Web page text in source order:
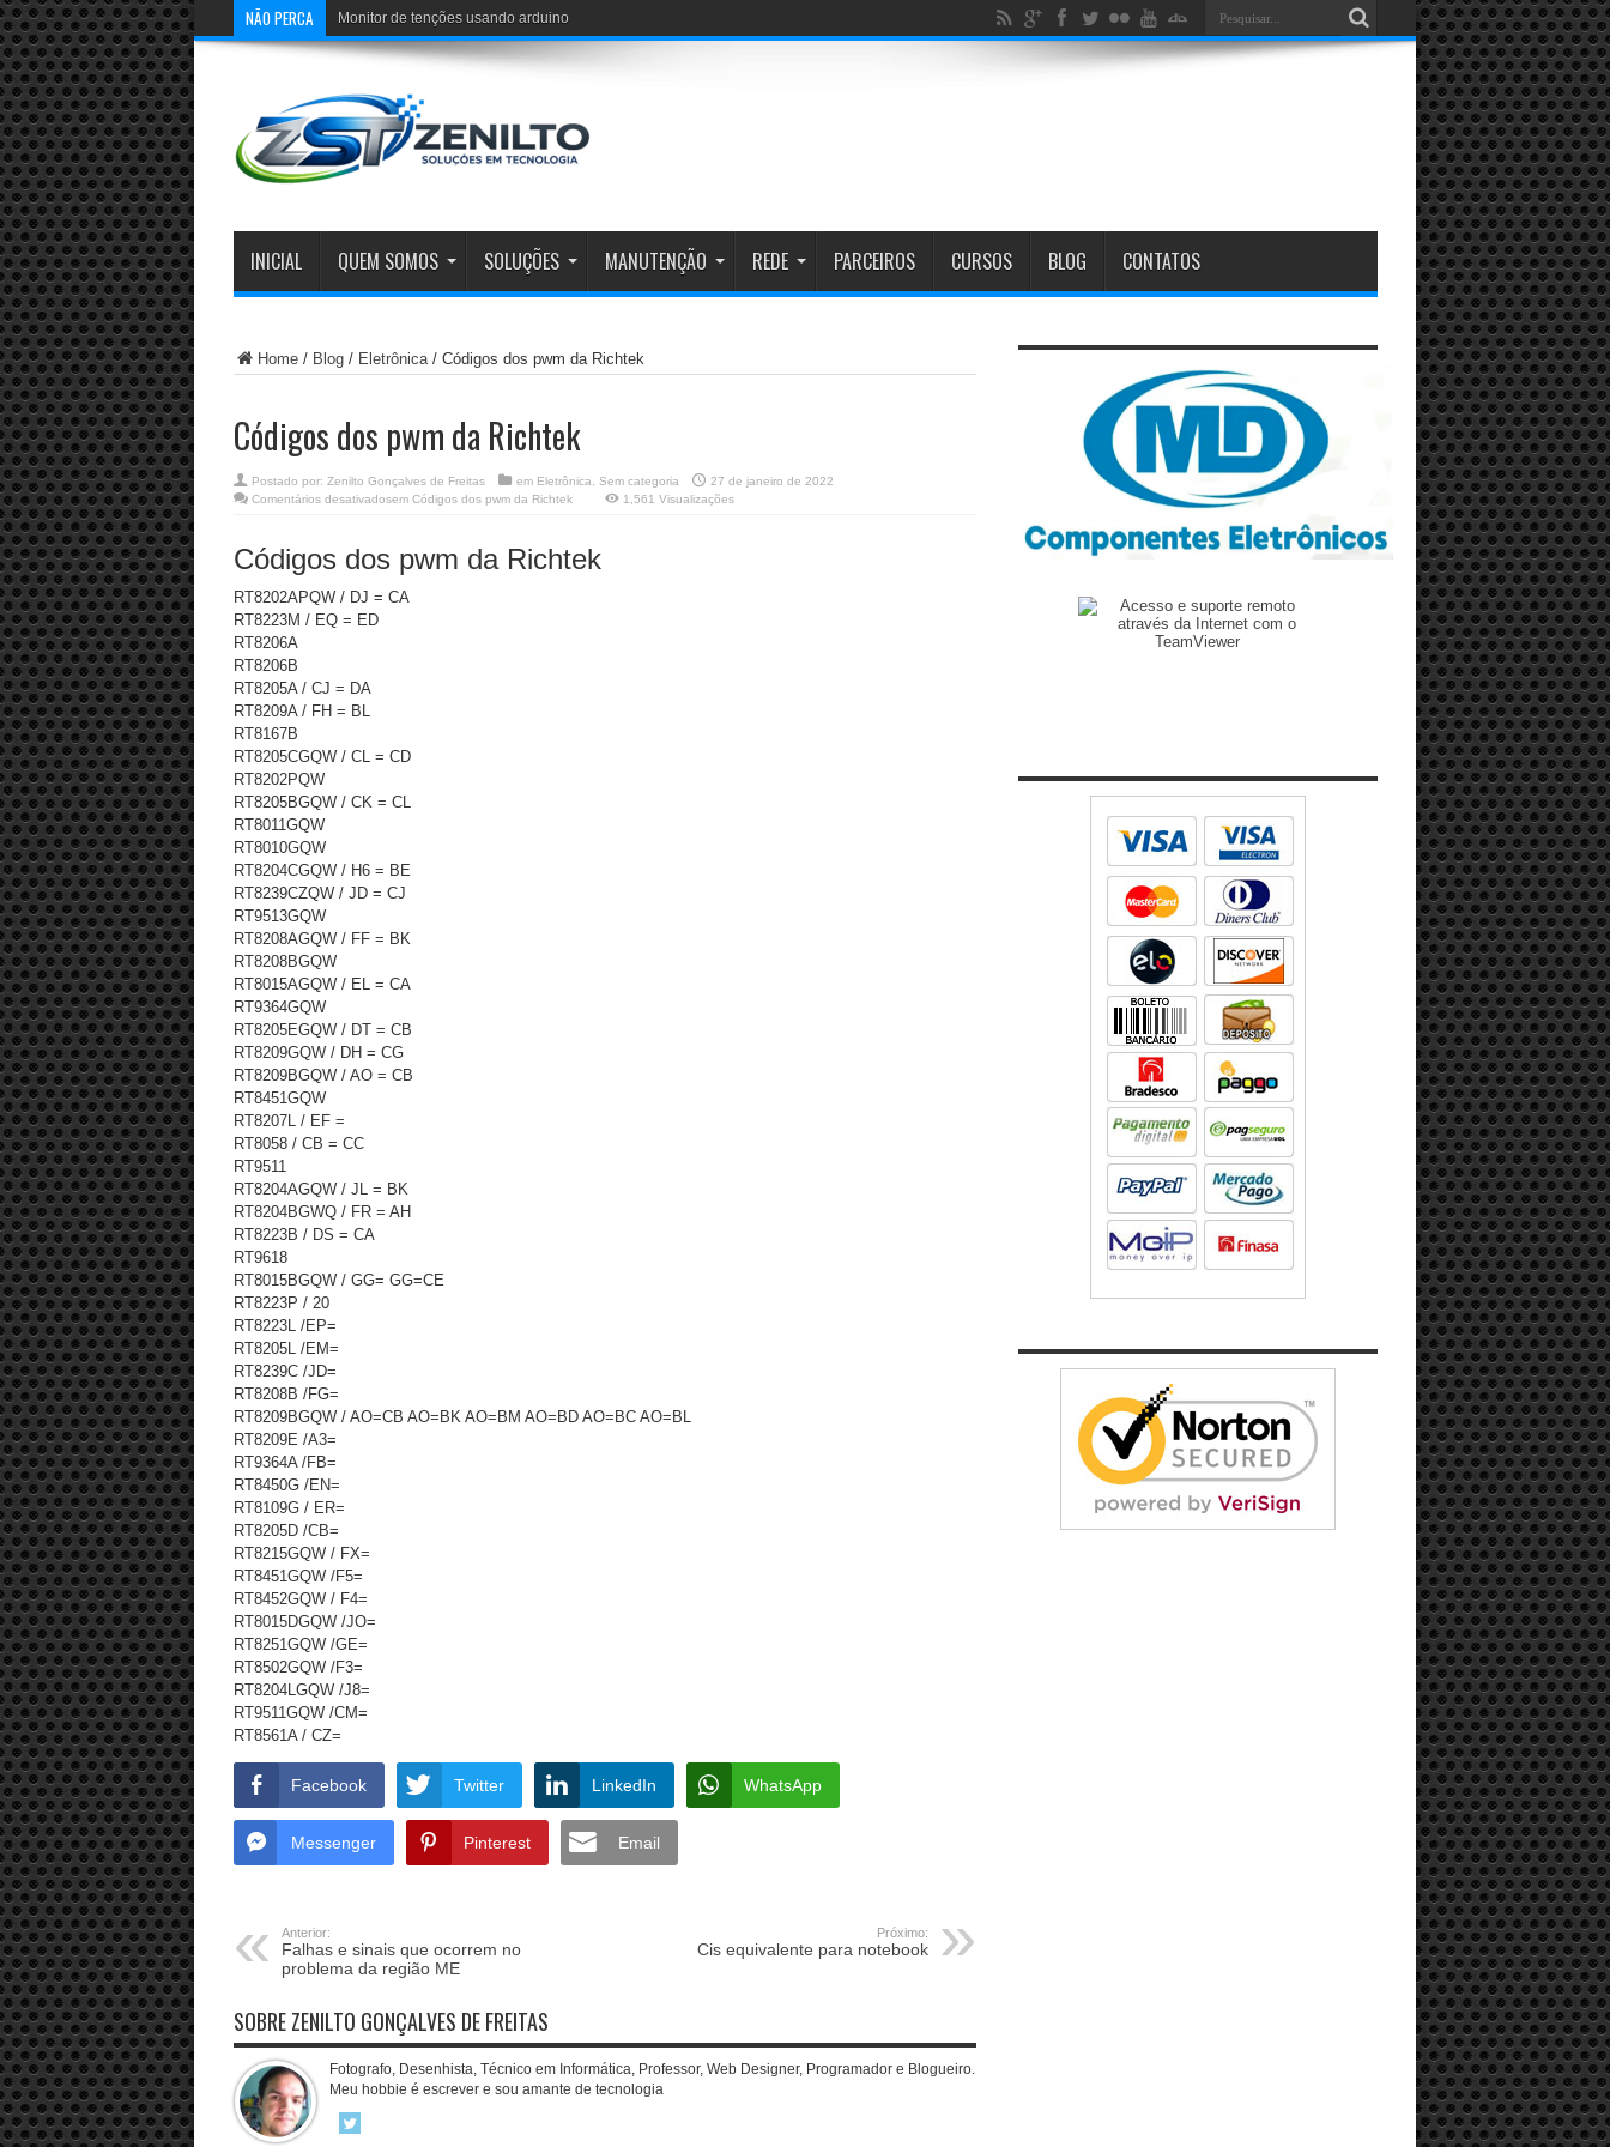
NÃO PERCA Monitor de tenções usando arduino
INICIAL QUEM SOMOS SOLUÇÕES MANUTENÇÃO REDE PARCEIROS CURSOS BLOG CONTATOS
Home/ Blog/ Eletrônica/ Códigos dos pwm da Richtek
Códigos dos pwm da Richtek
Postado por: Zenilto Gonçalves de Freitas em Eletrônica Sem categoria
27 de janeiro de 2022
Comentários desativadosem Códigos dos pwm da Richtek 1,561 Visualizações
Códigos dos pwm da Richtek
RT8202APQW / DJ = CA
RT8223M / EQ = ED
RT8206A
RT8206B
RT8205A / CJ = DA
RT8209A / FH = BL
RT8167B
RT8205CGQW / CL = CD
RT8202PQW
RT8205BGQW / CK = CL
RT8011GQW
RT8010GQW
RT8204CGQW / H6 = BE
RT8239CZQW / JD = CJ
RT9513GQW
RT8208AGQW / FF = BK
RT8208BGQW
RT8015AGQW / EL = CA
RT9364GQW
RT8205EGQW / DT = CB
RT8209GQW / DH = CG
RT8209BGQW / AO = CB
RT8451GQW
RT8207L / EF =
RT8058 / CB = CC
RT9511
RT8204AGQW / JL = BK
RT8204BGWQ / FR = AH
RT8223B / DS = CA
RT9618
RT8015BGQW / GG= GG=CE
RT8223P / 20
RT8223L /EP=
RT8205L /EM=
RT8239C /JD=
RT8208B /FG=
RT8209BGQW / AO=CB AO=BK AO=BM AO=BD AO=BC AO=BL
RT8209E /A3=
RT9364A /FB=
RT8450G /EN=
RT8109G / ER=
RT8205D /CB=
RT8215GQW / FX=
RT8451GQW /F5=
RT8452GQW / F4=
RT8015DGQW /JO=
RT8251GQW /GE=
RT8502GQW /F3=
RT8204LGQW /J8=
RT9511GQW /CM=
RT8561A / CZ=
Facebook Twitter LinkedIn WhatsApp
Messenger Pinterest Email
Anterior:
Falhas e sinais que ocorrem no
problema da região ME
Próximo:
Cis equivalente para notebook
SOBRE ZENILTO GONÇALVES DE FREITAS
Fotografo, Desenhista, Técnico em Informática, Professor, Web Designer, Programador e Blogueiro.
Meu hobbie é escrever e sou amante de tecnologia